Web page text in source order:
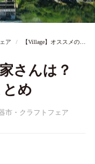
ア 【Village】オススメの作家さんは？グルメやアクセスなどまとめ
さんは？
め
市・クラフトフェア